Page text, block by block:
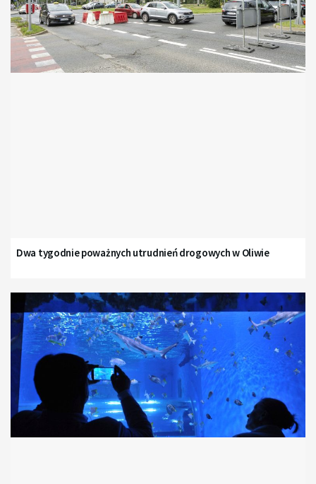
Dwa tygodnie poważnych utrudnień drogowych w Oliwie